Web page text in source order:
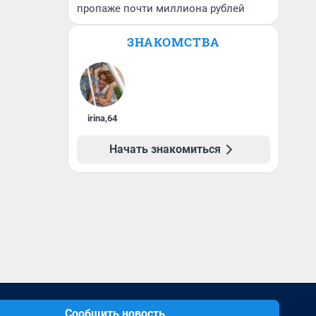
пропаже почти миллиона рублей
ЗНАКОМСТВА
irina,64
Начать знакомиться